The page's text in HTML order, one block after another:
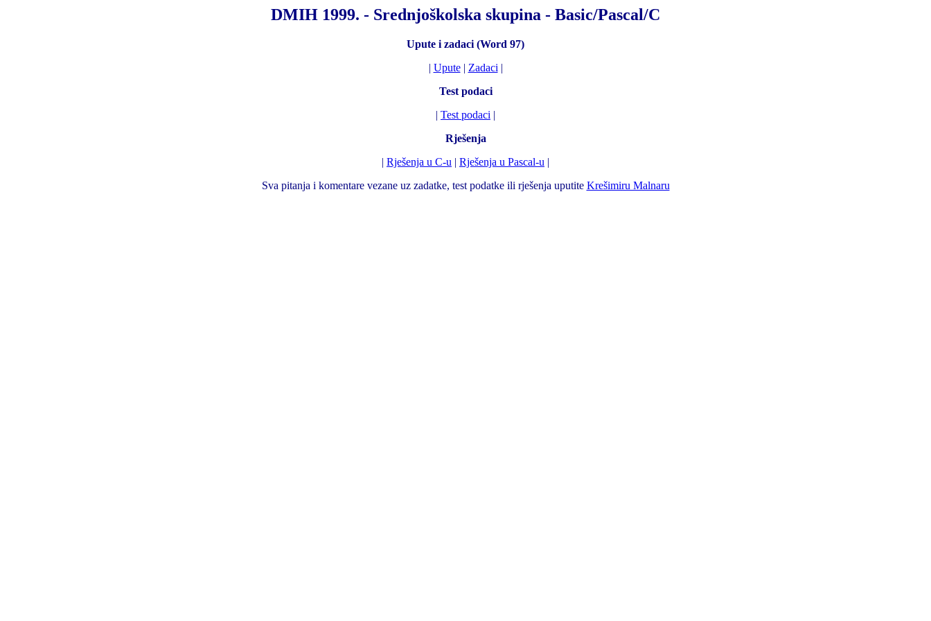
DMIH 1999. - Srednjoškolska skupina - Basic/Pascal/C
Upute i zadaci (Word 97)
| Upute| Zadaci |
Test podaci
| Test podaci |
Rješenja
| Rješenja u C-u | Rješenja u Pascal-u |
Sva pitanja i komentare vezane uz zadatke, test podatke ili rješenja uputite Krešimiru Malnaru